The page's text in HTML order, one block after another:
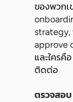
ของพวกเ
strategy,
approve
และใคร
ติดต่อ
ตรวจสอบ